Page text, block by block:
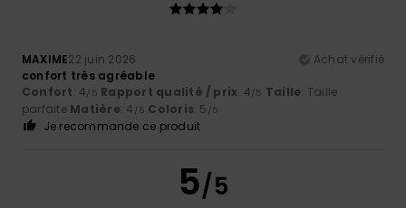
MAXIME22 juin 2026
Achat vérifié
confort très agréable
Confort: 4/5 Rapport qualité / prix: 4/5 Taille: Taille
parfaite Matière: 4 /5 Coloris: 5 /5
Je recommande ce produit
5/5